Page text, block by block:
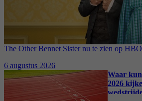
The Other Bennet Sister nu te zien op
6 augustus 2026
Waar
2026